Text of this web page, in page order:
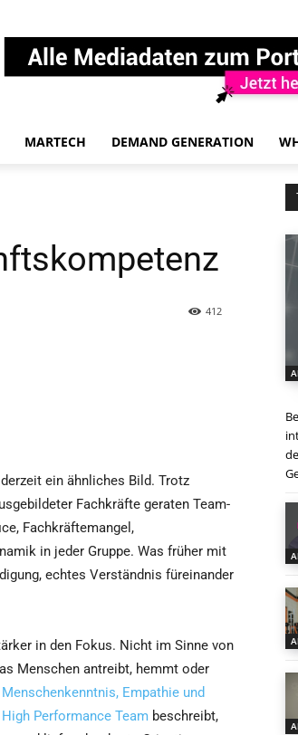
MARTECH DEMAND GENERATION
412
ein ähnliches Bild. Trotz
Fachkräfte geraten Team-
Fachkräftemangel,
in jeder Gruppe. Was früher mit
echtes Verständnis füreinander
in den Fokus. Nicht im Sinne von
Menschen antreibt, hemmt oder
Empathie und
Performance Team beschreibt,